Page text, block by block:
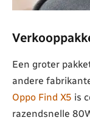
Een groter
andere
Oppo Find X5 is
razendsnelle